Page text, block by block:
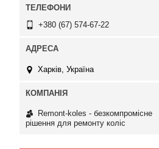
+380 (67) 574-67-22
Харків, Україна
Remont-koles - безкомпромісне
рішення для ремонту коліс